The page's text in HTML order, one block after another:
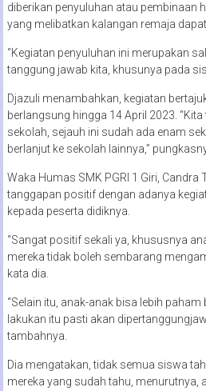
diberikan penyuluhan atau pembinaan
yang melibatkan kalangan remaja dapat
“Kegiatan penyuluhan ini merupakan
tanggung jawab kita, khusunya pada
Djazuli menambahkan, kegiatan
berlangsung hingga 14 April 2023.
sekolah, sejauh ini sudah ada enam
berlanjut ke sekolah lainnya,”
Waka Humas SMK PGRI 1 Giri, Candra
tanggapan positif dengan adanya
kepada peserta didiknya.
“Sangat positif sekali ya, khususnya
mereka tidak boleh sembarang
kata dia.
“Selain itu, anak-anak bisa lebih
lakukan itu pasti akan
tambahnya.
Dia mengatakan, tidak semua siswa
mereka yang sudah tahu, menurutnya,